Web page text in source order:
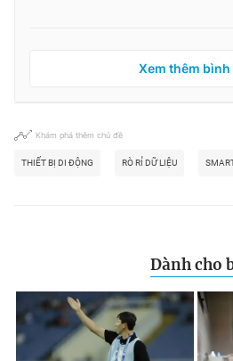
Xem thêm bình
Khám phá thêm chủ đề
THIẾT BỊ DI ĐỘNG RÒ RỈ DỮ LIỆU